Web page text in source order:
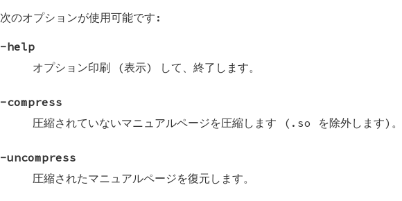
次のオプションが使用可能です:
-help
オプション印刷 (表示) して、終了します。
-compress
圧縮されていないマニュアルページを圧縮します (.so を除外します)。
-uncompress
圧縮されたマニュアルページを復元します。